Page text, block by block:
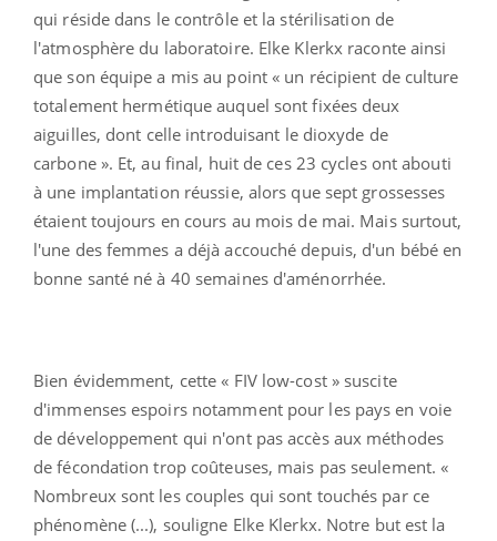
qui réside dans le contrôle et la stérilisation de
l'atmosphère du laboratoire. Elke Klerkx raconte ainsi
que son équipe a mis au point « un récipient de culture
totalement hermétique auquel sont fixées deux
aiguilles, dont celle introduisant le dioxyde de
carbone ». Et, au final, huit de ces 23 cycles ont abouti
à une implantation réussie, alors que sept grossesses
étaient toujours en cours au mois de mai. Mais surtout,
l'une des femmes a déjà accouché depuis, d'un bébé en
bonne santé né à 40 semaines d'aménorrhée.
Bien évidemment, cette « FIV low-cost » suscite
d'immenses espoirs notamment pour les pays en voie
de développement qui n'ont pas accès aux méthodes
de fécondation trop coûteuses, mais pas seulement. «
Nombreux sont les couples qui sont touchés par ce
phénomène (...), souligne Elke Klerkx. Notre but est la